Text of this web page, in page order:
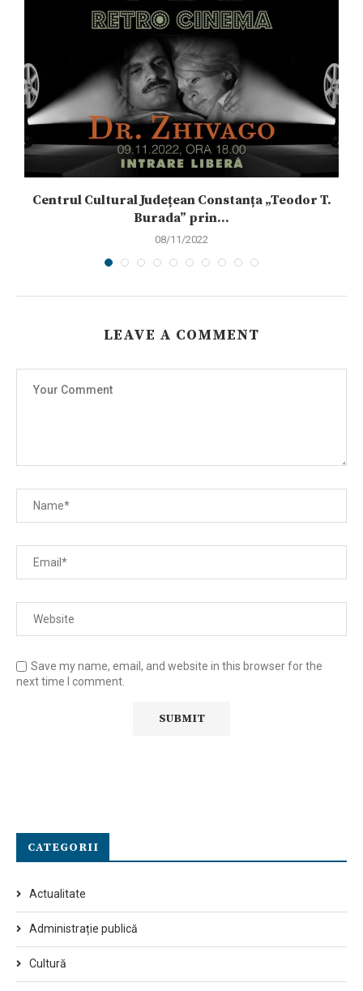
Centrul Cultural Județean Constanța „Teodor T.
Burada” prin...
08/11/2022
LEAVE A COMMENT
Save my name, email, and website in this browser for the
next time I comment.
CATEGORII
Actualitate
Administrație publică
Cultură